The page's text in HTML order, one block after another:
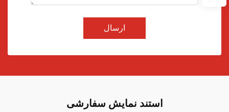
ارسال
استند نمایش سفارشی